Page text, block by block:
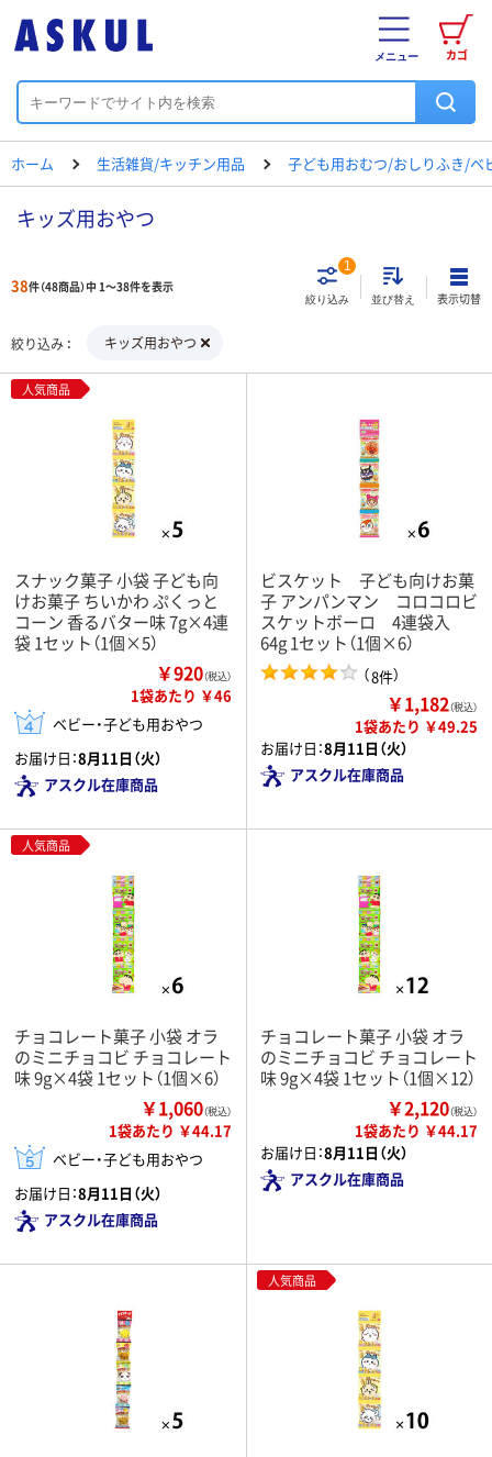
カゴ
メニュー
ホーム 生活雑貨/キッチン用品 子ども用おむつ/おしりふき/ベ
キッズ用おやつ
38件（48商品）中 1～38件を表示
絞り込み
1
並び替え 表示切替
絞り込み キッズ用おやつ
人気商品
スナック菓子 小袋 子ども向
けお菓子 ちいかわ ぷくっと
コーン 香るバター味 7g×4連
袋 1セット（1個×5）
￥920（税込）
1袋あたり ￥46
ベビー・子ども用おやつ
お届け日：8月11日（火）
アスクル在庫商品
ビスケット 子ども向けお菓
子 アンパンマン コロコロビ
スケットボーロ 4連袋入
64g 1セット（1個×6）
（8件）
￥1,182（税込）
1袋あたり ￥49.25
お届け日：8月11日（火）
アスクル在庫商品
人気商品
チョコレート菓子 小袋 オラ
のミニチョコビ チョコレート
味 9g×4袋 1セット（1個×6）
￥1,060（税込）
1袋あたり ￥44.17
ベビー・子ども用おやつ
お届け日：8月11日（火）
アスクル在庫商品
チョコレート菓子 小袋 オラ
のミニチョコビ チョコレート
味 9g×4袋 1セット（1個×12）
￥2,120（税込）
1袋あたり ￥44.17
お届け日：8月11日（火）
アスクル在庫商品
人気商品